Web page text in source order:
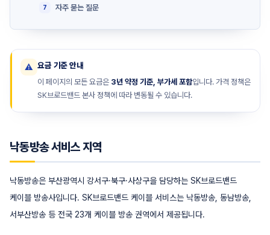
자주 묻는 질문
⚠️ 요금 기준 안내
이 페이지의 모든 요금은 3년 약정 기준, 부가세 포함입니다. 가격 정책은
SK브로드밴드 본사 정책에 따라 변동될 수 있습니다.
낙동방송 서비스 지역
낙동방송은 부산광역시 강서구·북구·사상구을 담당하는 SK브로드밴드
케이블 방송사입니다. SK브로드밴드 케이블 서비스는 낙동방송, 동남방송,
서부산방송 등 전국 23개 케이블 방송 권역에서 제공됩니다.